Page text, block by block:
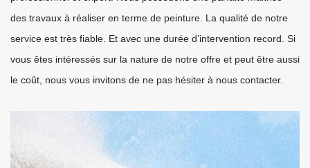
des travaux à réaliser en terme de peinture. La qualité de notre
service est très fiable. Et avec une durée d’intervention record. Si
vous êtes intéressés sur la nature de notre offre et peut être aussi
le coût, nous vous invitons de ne pas hésiter à nous contacter.